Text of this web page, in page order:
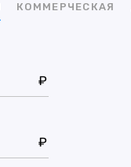
КОММЕРЧЕСКАЯ
₽
₽